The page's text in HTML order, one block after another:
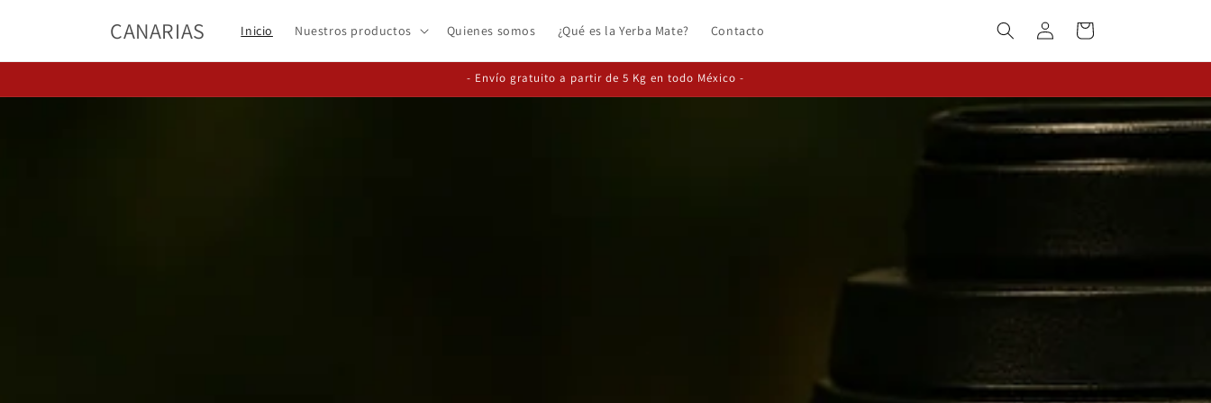
CANARIAS Inicio Nuestros productos Quienes somos ¿Qué es la Yerba Mate? Contacto
Iniciar
sesión
Carrito
- Envío gratuito a partir de 5 Kg en todo México -